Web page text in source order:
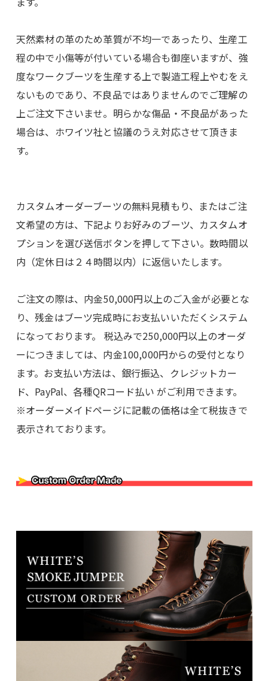
天然素材の革のため革質が不均一であったり、生産工
程の中で小傷等が付いている場合も御座いますが、強
度なワークブーツを生産する上で製造工程上やむをえ
ないものであり、不良品ではありませんのでご理解の
上ご注文下さいませ。明らかな傷品・不良品があった
場合は、ホワイツ社と協議のうえ対応させて頂きま
す。
カスタムオーダーブーツの無料見積もり、またはご注
文希望の方は、下記よりお好みのブーツ、カスタムオ
プションを選び送信ボタンを押して下さい。数時間以
内（定休日は２４時間以内）に返信いたします。
ご注文の際は、内金50,000円以上のご入金が必要とな
り、残金はブーツ完成時にお支払いいただくシステム
になっております。 税込みで250,000円以上のオーダ
ーにつきましては、内金100,000円からの受付となり
ます。お支払い方法は、銀行振込、クレジットカー
ド、PayPal、各種QRコード払い がご利用できます。
※オーダーメイドページに記載の価格は全て税抜きで
表示されております。